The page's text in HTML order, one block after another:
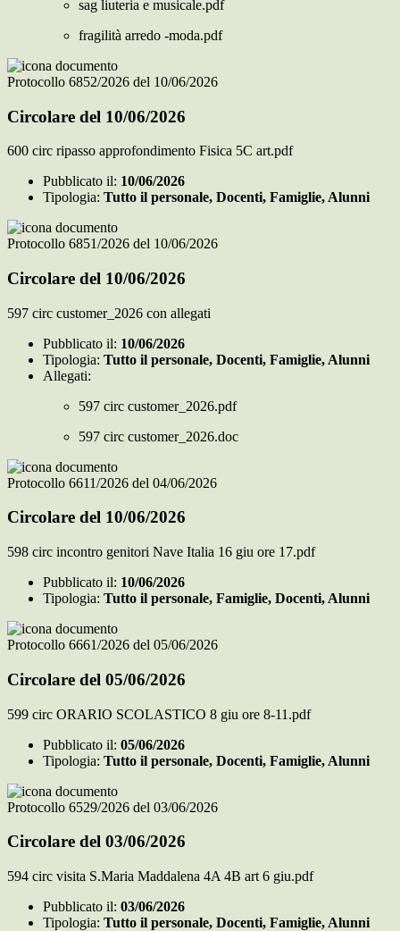
sag liuteria e musicale.pdf
fragilità arredo -moda.pdf
Protocollo 6852/2026 del 10/06/2026
Circolare del 10/06/2026
600 circ ripasso approfondimento Fisica 5C art.pdf
Pubblicato il: 10/06/2026
Tipologia: Tutto il personale, Docenti, Famiglie, Alunni
Protocollo 6851/2026 del 10/06/2026
Circolare del 10/06/2026
597 circ customer_2026 con allegati
Pubblicato il: 10/06/2026
Tipologia: Tutto il personale, Docenti, Famiglie, Alunni
Allegati:
597 circ customer_2026.pdf
597 circ customer_2026.doc
Protocollo 6611/2026 del 04/06/2026
Circolare del 10/06/2026
598 circ incontro genitori Nave Italia 16 giu ore 17.pdf
Pubblicato il: 10/06/2026
Tipologia: Tutto il personale, Famiglie, Docenti, Alunni
Protocollo 6661/2026 del 05/06/2026
Circolare del 05/06/2026
599 circ ORARIO SCOLASTICO 8 giu ore 8-11.pdf
Pubblicato il: 05/06/2026
Tipologia: Tutto il personale, Docenti, Famiglie, Alunni
Protocollo 6529/2026 del 03/06/2026
Circolare del 03/06/2026
594 circ visita S.Maria Maddalena 4A 4B art 6 giu.pdf
Pubblicato il: 03/06/2026
Tipologia: Tutto il personale, Docenti, Famiglie, Alunni